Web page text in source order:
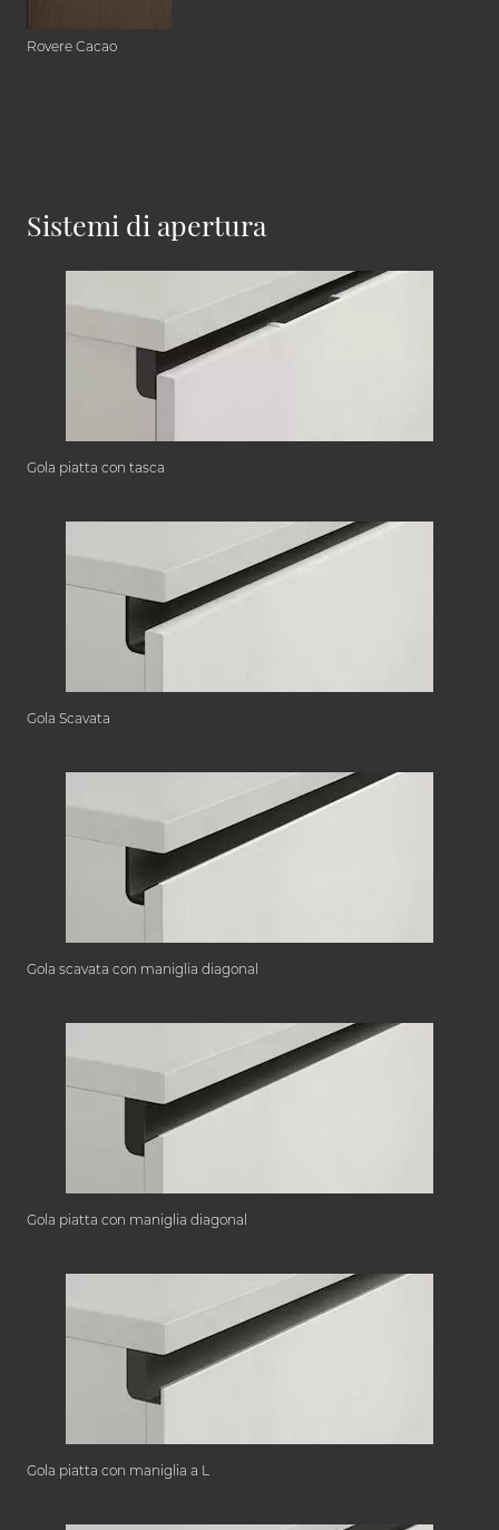
Rovere Cacao
Sistemi di apertura
Gola piatta con tasca
Gola Scavata
Gola scavata con maniglia diagonal
Gola piatta con maniglia diagonal
Gola piatta con maniglia a L